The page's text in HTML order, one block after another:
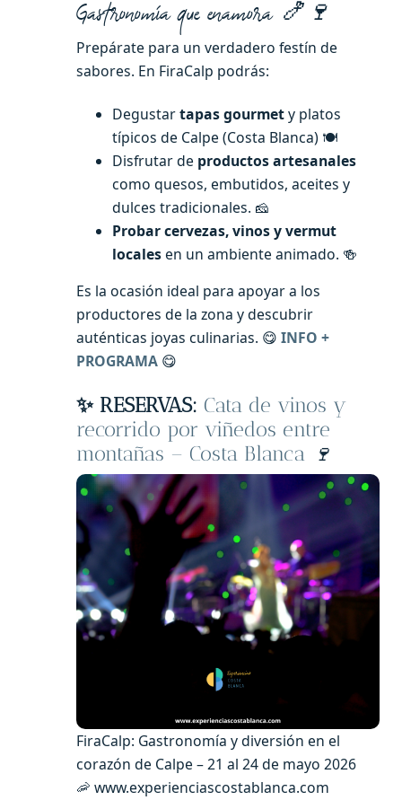
Gastronomía que enamora 🍤🍷
Prepárate para un verdadero festín de
sabores. En FiraCalp podrás:
Degustartapas gourmety platos
típicos de Calpe (Costa Blanca) 🍽️
Disfrutar de productos artesanales
como quesos, embutidos, aceites y
dulces tradicionales. 🧀
Probar cervezas, vinos y vermut
localesen un ambiente animado. 🍻
Es la ocasión ideal para apoyar a los
productores de la zona y descubrir
auténticas joyas culinarias. 😋 INFO +
PROGRAMA 😋
✨ RESERVAS: Cata de vinos y
recorrido por viñedos entre
montañas – Costa Blanca
🍷
FiraCalp: Gastronomía y diversión en el
corazón de Calpe – 21 al 24 de mayo 2026
🦐 www.experienciascostablanca.com